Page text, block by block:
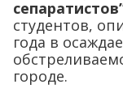
студентов,
года в
городе.